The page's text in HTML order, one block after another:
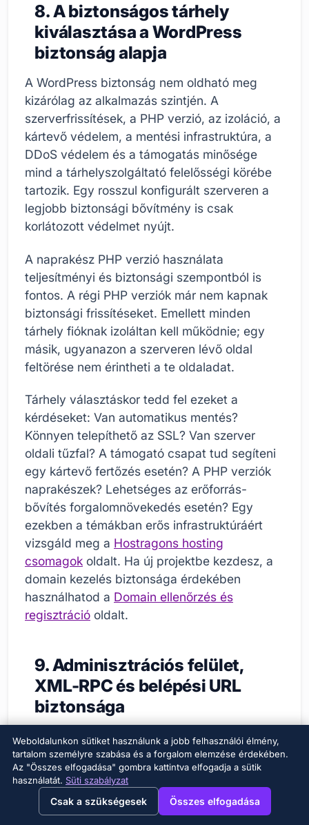
View this page in English?
8. A biztonságos tárhely
kiválasztása a WordPress
biztonság alapja
A WordPress biztonság nem oldható meg
kizárólag az alkalmazás szintjén. A
szerverfrissítések, a PHP verzió, az izoláció, a
kártevő védelem, a mentési infrastruktúra, a
DDoS védelem és a támogatás minősége
mind a tárhelyszolgáltató felelősségi körébe
tartozik. Egy rosszul konfigurált szerveren a
legjobb biztonsági bővítmény is csak
korlátozott védelmet nyújt.
A naprakész PHP verzió használata
teljesítményi és biztonsági szempontból is
fontos. A régi PHP verziók már nem kapnak
biztonsági frissítéseket. Emellett minden
tárhely fióknak izoláltan kell működnie; egy
másik, ugyanazon a szerveren lévő oldal
feltörése nem érintheti a te oldaladat.
Tárhely választáskor tedd fel ezeket a
kérdéseket: Van automatikus mentés?
Könnyen telepíthető az SSL? Van szerver
oldali tűzfal? A támogató csapat tud segíteni
egy kártevő fertőzés esetén? A PHP verziók
naprakészek? Lehetséges az erőforrás-
bővítés forgalomnövekedés esetén? Egy
ezekben a témákban erős infrastruktúráért
vizsgáld meg a Hostragons hosting
csomagok oldalt. Ha új projektbe kezdesz, a
domain kezelés biztonsága érdekében
használhatod a Domain ellenőrzés és
regisztráció oldalt.
9. Adminisztrációs felület,
XML-RPC és belépési URL
biztonsága
A WordPress adminisztrációs felület a
támadók egyik legkedveltebb célpontja. A
belépési kísérletek korlátozása és a
kétfaktoros hitelesítés használata alapvető
lépés. Emellett néhány oldalon, ha nincs rá
Weboldalunkon sütiket használunk a jobb felhasználói élmény,
tartalom személyre szabása és a forgalom elemzése érdekében.
Az "Összes elfogadása" gombra kattintva elfogadja a sütik
használatát. Süti szabályzat
Csak a szükségesek Összes elfogadása